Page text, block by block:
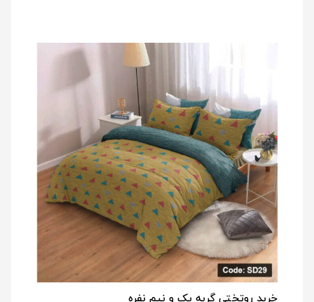
خرید روتختی گربه یک و نیم نفره